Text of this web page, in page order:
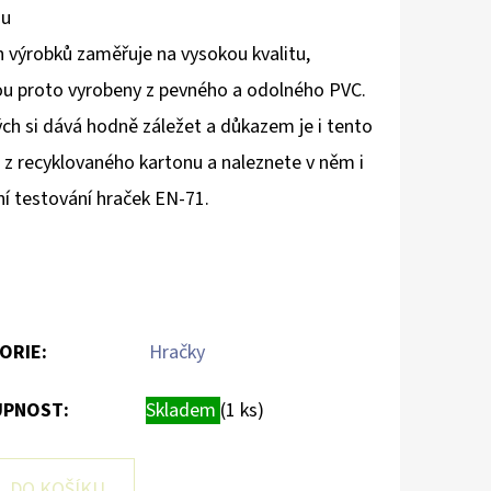
zaměřuje na vysokou kvalitu,
proto vyrobeny z pevného a odolného PVC.
si dává hodně záležet a důkazem je i tento
recyklovaného kartonu a naleznete v něm i
testování hraček EN-71.
: Hračky
Skladem (1 ks)